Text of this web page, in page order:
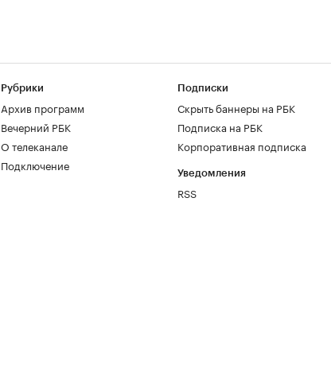
Рубрики
Архив программ
Вечерний РБК
О телеканале
Подключение
Подписки
Скрыть баннеры на РБК
Подписка на РБК
Корпоративная подписка
Уведомления
RSS